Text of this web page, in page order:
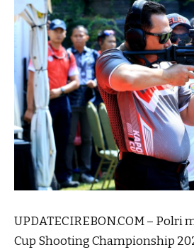
UPDATECIREBON.COM – Polri
Cup Shooting Championship